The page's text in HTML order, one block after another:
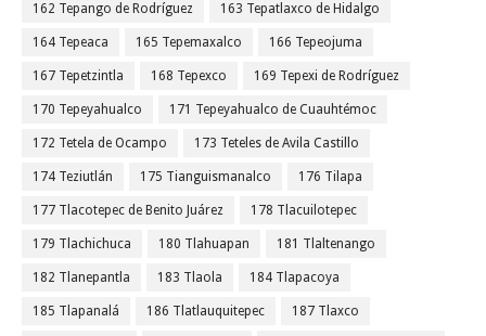
162 Tepango de Rodríguez 163 Tepatlaxco de Hidalgo
164 Tepeaca 165 Tepemaxalco 166 Tepeojuma
167 Tepetzintla 168 Tepexco 169 Tepexi de Rodríguez
170 Tepeyahualco 171 Tepeyahualco de Cuauhtémoc
172 Tetela de Ocampo 173 Teteles de Avila Castillo
174 Teziutlán 175 Tianguismanalco 176 Tilapa
177 Tlacotepec de Benito Juárez 178 Tlacuilotepec
179 Tlachichuca 180 Tlahuapan 181 Tlaltenango
182 Tlanepantla 183 Tlaola 184 Tlapacoya
185 Tlapanalá 186 Tlatlauquitepec 187 Tlaxco